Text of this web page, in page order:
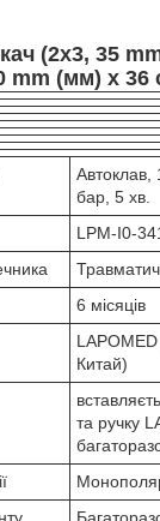
(2х3, 35
mm (мм) х 36
Автоклав,
бар, 5 хв.
LPM-I0-
6 місяців
LAPOMED
Китай)
та ручку